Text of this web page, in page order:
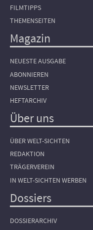
FILMTIPPS
THEMENSEITEN
Magazin
NEUESTE AUSGABE
ABONNIEREN
NEWSLETTER
HEFTARCHIV
Über uns
ÜBER WELT-SICHTEN
REDAKTION
TRÄGERVEREIN
IN WELT-SICHTEN WERBEN
Dossiers
DOSSIERARCHIV